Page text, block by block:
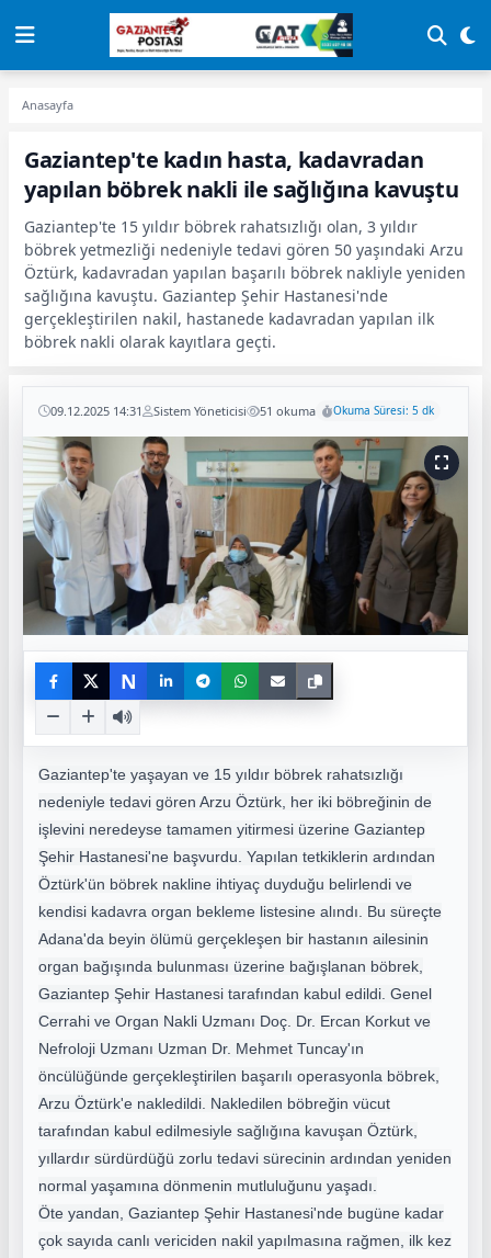
Anasayfa
Gaziantep'te kadın hasta, kadavradan
yapılan böbrek nakli ile sağlığına kavuştu
Gaziantep'te 15 yıldır böbrek rahatsızlığı olan, 3 yıldır
böbrek yetmezliği nedeniyle tedavi gören 50 yaşındaki Arzu
Öztürk, kadavradan yapılan başarılı böbrek nakliyle yeniden
sağlığına kavuştu. Gaziantep Şehir Hastanesi'nde
gerçekleştirilen nakil, hastanede kadavradan yapılan ilk
böbrek nakli olarak kayıtlara geçti.
09.12.2025 14:31 Sistem Yöneticisi 51 okuma Okuma Süresi: 5 dk
N
Gaziantep'te yaşayan ve 15 yıldır böbrek rahatsızlığı
nedeniyle tedavi gören Arzu Öztürk, her iki böbreğinin de
işlevini neredeyse tamamen yitirmesi üzerine Gaziantep
Şehir Hastanesi'ne başvurdu. Yapılan tetkiklerin ardından
Öztürk'ün böbrek nakline ihtiyaç duyduğu belirlendi ve
kendisi kadavra organ bekleme listesine alındı. Bu süreçte
Adana'da beyin ölümü gerçekleşen bir hastanın ailesinin
organ bağışında bulunması üzerine bağışlanan böbrek,
Gaziantep Şehir Hastanesi tarafından kabul edildi. Genel
Cerrahi ve Organ Nakli Uzmanı Doç. Dr. Ercan Korkut ve
Nefroloji Uzmanı Uzman Dr. Mehmet Tuncay'ın
öncülüğünde gerçekleştirilen başarılı operasyonla böbrek,
Arzu Öztürk'e nakledildi. Nakledilen böbreğin vücut
tarafından kabul edilmesiyle sağlığına kavuşan Öztürk,
yıllardır sürdürdüğü zorlu tedavi sürecinin ardından yeniden
normal yaşamına dönmenin mutluluğunu yaşadı.
Öte yandan, Gaziantep Şehir Hastanesi'nde bugüne kadar
çok sayıda canlı vericiden nakil yapılmasına rağmen, ilk kez